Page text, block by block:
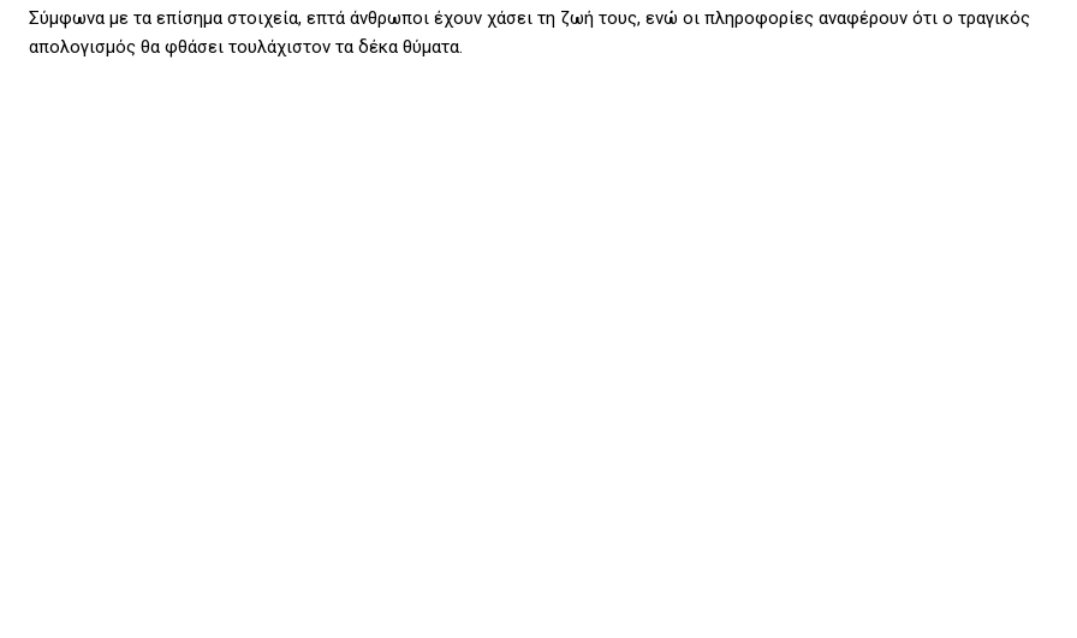
Σύμφωνα με τα επίσημα στοιχεία, επτά άνθρωποι έχουν χάσει τη ζωή τους, ενώ οι πληροφορίες αναφέρουν ότι ο τραγικός
απολογισμός θα φθάσει τουλάχιστον τα δέκα θύματα.